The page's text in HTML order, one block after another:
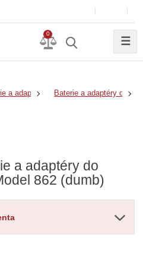
0
☰
a adaptéry Baterie a adaptéry do
a adaptéry do
862 (dumb)